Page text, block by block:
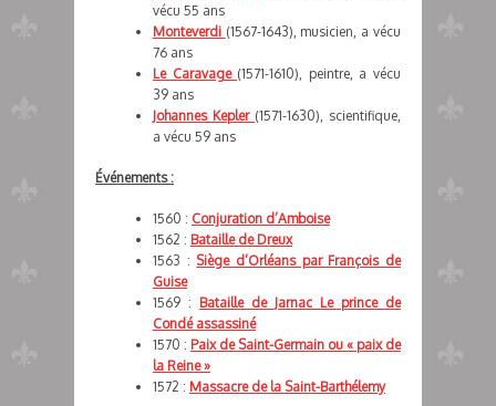
vécu 55 ans
Monteverdi (1567-1643), musicien, a vécu
76 ans
Le Caravage (1571-1610), peintre, a vécu
39 ans
Johannes Kepler (1571-1630), scientifique,
a vécu 59 ans
Événements :
1560 : Conjuration d’Amboise
1562 : Bataille de Dreux
1563 : Siège d’Orléans par François de
Guise
1569 : Bataille de Jarnac Le prince de
Condé assassiné
1570 : Paix de Saint-Germain ou « paix de
la Reine »
1572 : Massacre de la Saint-Barthélemy